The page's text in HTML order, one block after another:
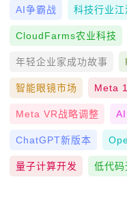
AI争霸战 科技行业江
CloudFarms农业科技
年轻企业家成功故事
智能眼镜市场 Meta
Meta VR战略调整
ChatGPT新版本
量子计算开发 低代码